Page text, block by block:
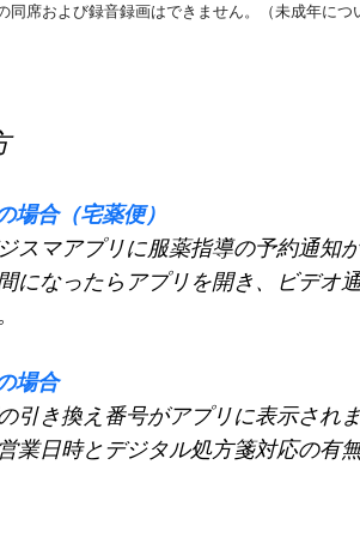
同席および録音録画はできません。（未成年につ
場合（宅薬便）
スマアプリに服薬指導の予約通知
になったらアプリを開き、ビデオ
場合
引き換え番号がアプリに表示され
業日時とデジタル処方箋対応の有